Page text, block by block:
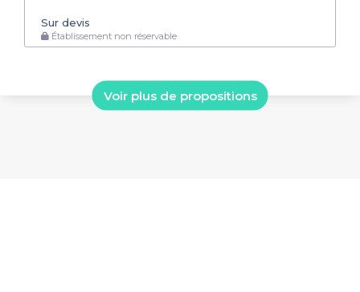
Sur devis
Établissement non réservable
Voir plus de propositions